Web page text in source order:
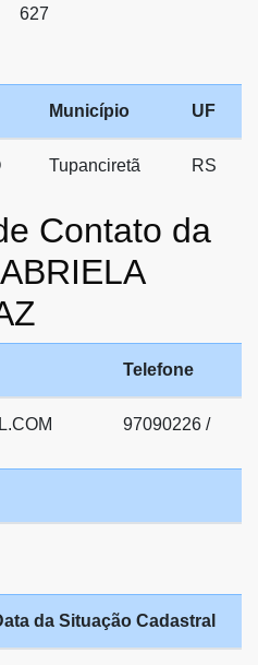
627
Município UF
Tupanciretã RS
Contato da
Telefone
97090226 /
da Situação Cadastral